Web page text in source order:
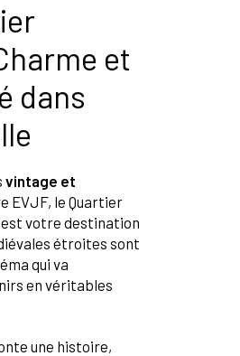
et
dans
vintage et
EVJF, le Quartier
votre destination
étroites sont
qui va
en véritables
une histoire,